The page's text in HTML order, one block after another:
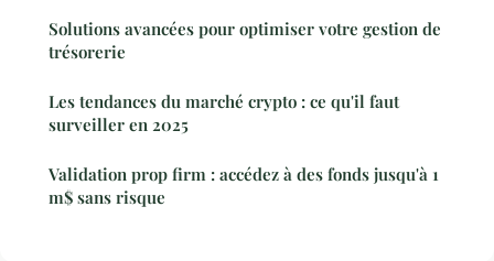
Solutions avancées pour optimiser votre gestion de
trésorerie
Les tendances du marché crypto : ce qu'il faut
surveiller en 2025
Validation prop firm : accédez à des fonds jusqu'à 1
m$ sans risque